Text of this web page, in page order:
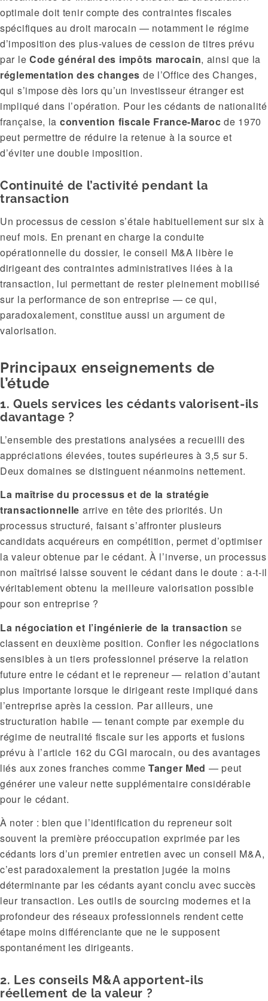
optimale doit tenir compte des contraintes fiscales
spécifiques au droit marocain — notamment le régime
d’imposition des plus-values de cession de titres prévu
par le Code général des impôts marocain, ainsi que la
réglementation des changes de l’Office des Changes,
qui s’impose dès lors qu’un investisseur étranger est
impliqué dans l’opération. Pour les cédants de nationalité
française, la convention fiscale France-Maroc de 1970
peut permettre de réduire la retenue à la source et
d’éviter une double imposition.
Continuité de l’activité pendant la
transaction
Un processus de cession s’étale habituellement sur six à
neuf mois. En prenant en charge la conduite
opérationnelle du dossier, le conseil M&A libère le
dirigeant des contraintes administratives liées à la
transaction, lui permettant de rester pleinement mobilisé
sur la performance de son entreprise — ce qui,
paradoxalement, constitue aussi un argument de
valorisation.
Principaux enseignements de
l’étude
1. Quels services les cédants valorisent-ils
davantage ?
L’ensemble des prestations analysées a recueilli des
appréciations élevées, toutes supérieures à 3,5 sur 5.
Deux domaines se distinguent néanmoins nettement.
La maîtrise du processus et de la stratégie
transactionnelle arrive en tête des priorités. Un
processus structuré, faisant s’affronter plusieurs
candidats acquéreurs en compétition, permet d’optimiser
la valeur obtenue par le cédant. À l’inverse, un processus
non maîtrisé laisse souvent le cédant dans le doute : a-t-il
véritablement obtenu la meilleure valorisation possible
pour son entreprise ?
La négociation et l’ingénierie de la transaction se
classent en deuxième position. Confier les négociations
sensibles à un tiers professionnel préserve la relation
future entre le cédant et le repreneur — relation d’autant
plus importante lorsque le dirigeant reste impliqué dans
l’entreprise après la cession. Par ailleurs, une
structuration habile — tenant compte par exemple du
régime de neutralité fiscale sur les apports et fusions
prévu à l’article 162 du CGI marocain, ou des avantages
liés aux zones franches comme Tanger Med — peut
générer une valeur nette supplémentaire considérable
pour le cédant.
À noter : bien que l’identification du repreneur soit
souvent la première préoccupation exprimée par les
cédants lors d’un premier entretien avec un conseil M&A,
c’est paradoxalement la prestation jugée la moins
déterminante par les cédants ayant conclu avec succès
leur transaction. Les outils de sourcing modernes et la
profondeur des réseaux professionnels rendent cette
étape moins différenciante que ne le supposent
spontanément les dirigeants.
2. Les conseils M&A apportent-ils
réellement de la valeur ?